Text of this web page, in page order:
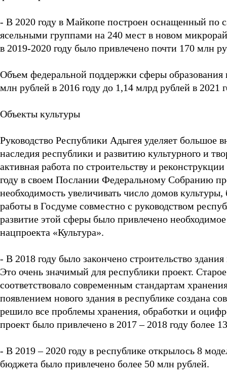
- В 2020 году в Майкопе построен оснащенный по
ясельными группами на 240 мест в новом
в 2019-2020 году было привлечено почти 170 млн
Объем федеральной поддержки сферы образования
млн рублей в 2016 году до 1,14 млрд рублей в 2021
Объекты культуры
Руководство Республики Адыгея уделяет большое
наследия республики и развитию культурного и
активная работа по строительству и
году в своем Послании Федеральному Собранию
необходимость увеличивать число домов
работы в Госдуме совместно с руководством
развитие этой сферы было привлечено
нацпроекта «Культура».
- В 2018 году было закончено строительство
Это очень значимый для республики проект.
соответствовало современным стандартам
появлением нового здания в республике создана
решило все проблемы хранения, обработки и
проект было привлечено в 2017 – 2018 году более
- В 2019 – 2020 году в республике открылось 8
бюджета было привлечено более 50 млн рублей.